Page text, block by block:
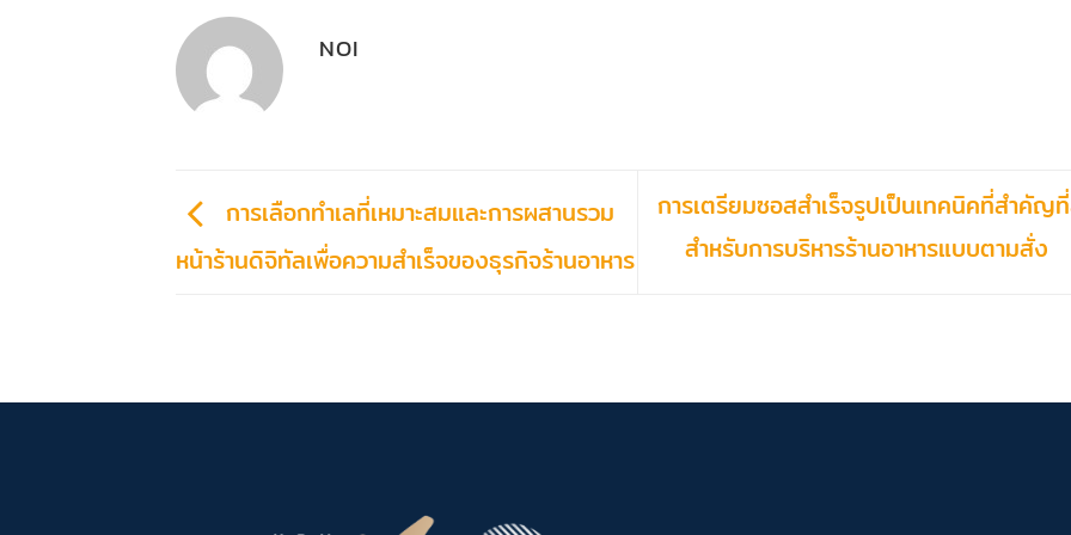
NOI
การเลือกทำเลที่เหมาะสมและการผสานรวม
หน้าร้านดิจิทัลเพื่อความสำเร็จของธุรกิจร้านอาหาร
การเตรียมซอสสำเร็จรูปเป็นเทคนิคที่สำคัญ
สำหรับการบริหารร้านอาหารแบบตามสั่ง